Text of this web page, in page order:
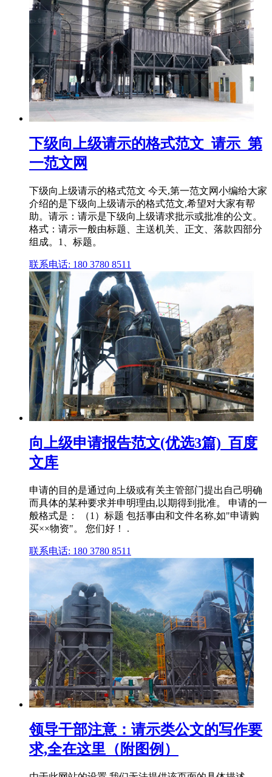
下级向上级请示的格式范文_请示_第
一范文网
下级向上级请示的格式范文 今天,第一范文网小编给大家
介绍的是下级向上级请示的格式范文,希望对大家有帮
助。请示：请示是下级向上级请求批示或批准的公文。
格式：请示一般由标题、主送机关、正文、落款四部分
组成。1、标题。
联系电话: 180 3780 8511
向上级申请报告范文(优选3篇)_百度
文库
申请的目的是通过向上级或有关主管部门提出自己明确
而具体的某种要求并申明理由,以期得到批准。 申请的一
般格式是： （1）标题 包括事由和文件名称,如"申请购
买××物资"。 您们好！ .
联系电话: 180 3780 8511
领导干部注意：请示类公文的写作要
求,全在这里（附图例）